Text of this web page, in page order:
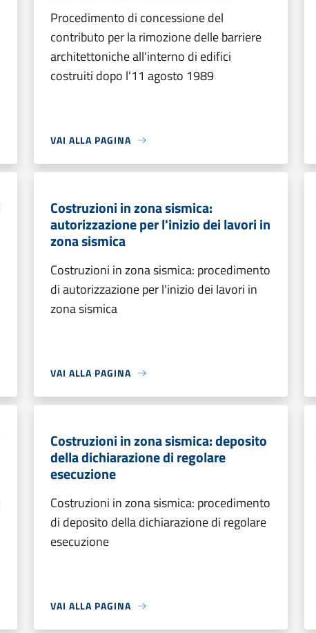
Procedimento di concessione del
contributo per la rimozione delle barriere
architettoniche all'interno di edifici
costruiti dopo l'11 agosto 1989
VAI ALLA PAGINA
Costruzioni in zona sismica:
autorizzazione per l'inizio dei lavori in
zona sismica
Costruzioni in zona sismica: procedimento
di autorizzazione per l'inizio dei lavori in
zona sismica
VAI ALLA PAGINA
Costruzioni in zona sismica: deposito
della dichiarazione di regolare
esecuzione
Costruzioni in zona sismica: procedimento
di deposito della dichiarazione di regolare
esecuzione
VAI ALLA PAGINA